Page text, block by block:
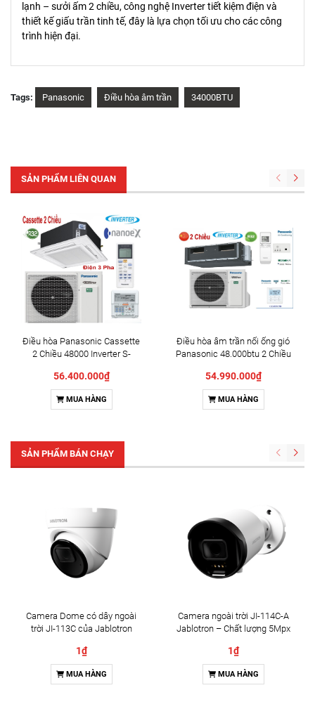
lạnh – sưởi ấm 2 chiều, công nghệ Inverter tiết kiệm điện và
thiết kế giấu trần tinh tế, đây là lựa chọn tối ưu cho các công
trình hiện đại.
Tags: Panasonic Điều hòa âm trần 34000BTU
SẢN PHẨM LIÊN QUAN
Điều hòa Panasonic Cassette
2 Chiều 48000 Inverter S-
2024
56.400.000₫
MUA HÀNG
Điều hòa âm trần nối ống gió
Panasonic 48.000btu 2 Chiều
48PZ3H5
54.990.000₫
MUA HÀNG
SẢN PHẨM BÁN CHẠY
Camera Dome có dây ngoài
trời JI-113C của Jablotron
1₫
MUA HÀNG
Camera ngoài trời JI-114C-A
Jablotron – Chất lượng 5Mpx
1₫
MUA HÀNG